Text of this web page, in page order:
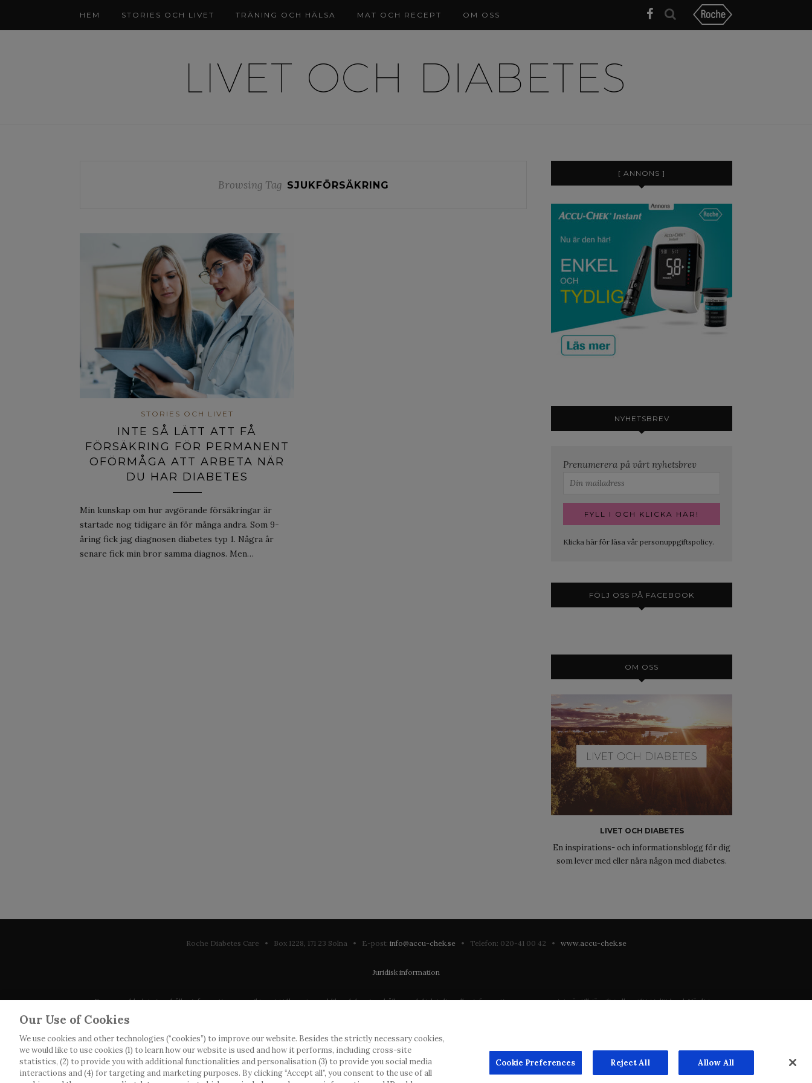
HEM STORIES OCH LIVET TRÄNING OCH HÄLSA MAT OCH RECEPT OM OSS
Browsing Tag SJUKFÖRSÄKRING
STORIES OCH LIVET
INTE SÅ LÄTT ATT FÅ
FÖRSÄKRING FÖR PERMANENT
OFÖRMÅGA ATT ARBETA NÄR
DU HAR DIABETES
Min kunskap om hur avgörande försäkringar är
startade nog tidigare än för många andra. Som 9-
åring fick jag diagnosen diabetes typ 1. Några år
senare fick min bror samma diagnos. Men…
[ ANNONS ]
NYHETSBREV
Prenumerera på vårt nyhetsbrev
Klicka här för läsa vår personuppgiftspolicy.
FÖLJ OSS PÅ FACEBOOK
OM OSS
LIVET OCH DIABETES
En inspirations- och informationsblogg för dig
som lever med eller nära någon med diabetes.
Roche Diabetes Care • Box 1228, 171 23 Solna • E-post: info@accu-chek.se • Telefon: 020-41 00 42 • www.accu-chek.se
Juridisk information
Denna webbplats innehåller information som riktar sig till en stor publik och kan innehålla produktdetaljer eller information som annars inte är tillgänglig eller giltig i ditt land. Vänligen
observera att vi inte tar något ansvar för information som eventuellt inte uppfyller någon gällande rättslig process, förordning, registrering eller användning i landet där du bor.
Roche har inte alltid möjlighet att kvalitetssäkra andras inlägg, men kommer att ta bort vilseledande eller olämpliga inlägg i möjligaste mån. Vi har inget ansvar för innehållet på externa
webbplatser som det länkas till. Kopiering av material från denna webbplats för användning någon annanstans är inte tillåtet utan överenskommelse. Webbplatsen säljer utrymme till
annonsörer, och sådant innehåll är märkt.
Our Use of Cookies
We use cookies and other technologies (“cookies”) to improve our website. Besides the strictly necessary cookies,
we would like to use cookies (1) to learn how our website is used and how it performs, including cross-site
statistics, (2) to provide you with additional functionalities and personalisation (3) to provide you social media
interactions and (4) for targeting and marketing purposes. By clicking “Accept all”, you consent to the use of all
Cookie Preferences Reject All Allow All